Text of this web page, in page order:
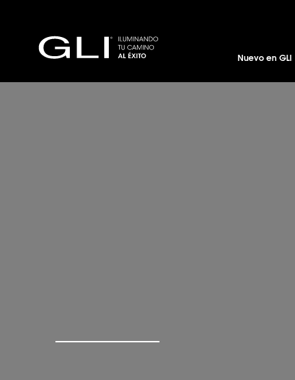
Nuevo en GLI